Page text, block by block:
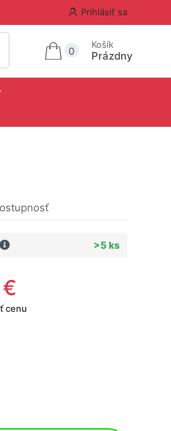
Prihlásiť sa
0
Košík
Prázdny
>5 ks
cenu